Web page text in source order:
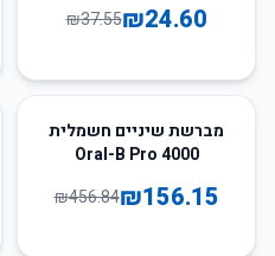
₪24.60
₪37.55
66
מברשת שיניים חשמלית
Oral-B Pro 4000
₪156.15
₪456.84